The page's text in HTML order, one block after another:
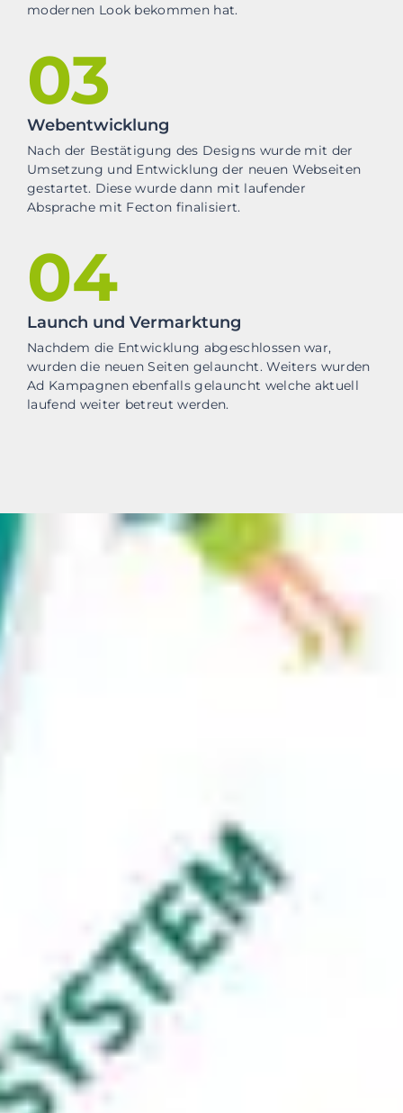
modernen Look bekommen hat.
03
Webentwicklung
Nach der Bestätigung des Designs wurde mit der
Umsetzung und Entwicklung der neuen Webseiten
gestartet. Diese wurde dann mit laufender
Absprache mit Fecton finalisiert.
04
Launch und Vermarktung
Nachdem die Entwicklung abgeschlossen war,
wurden die neuen Seiten gelauncht. Weiters wurden
Ad Kampagnen ebenfalls gelauncht welche aktuell
laufend weiter betreut werden.